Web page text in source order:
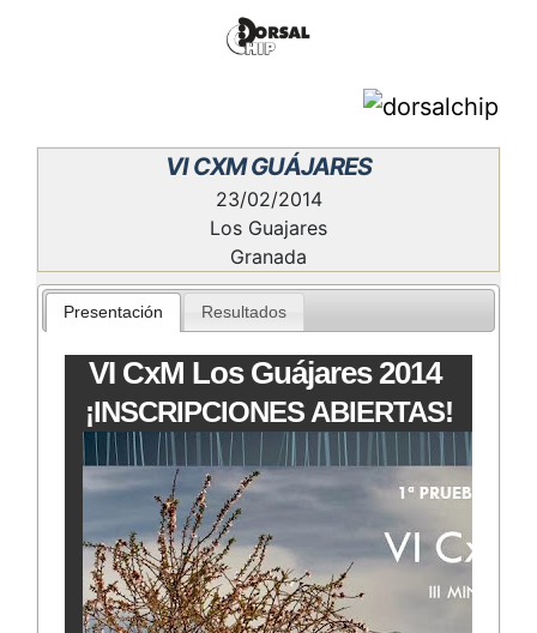
VI CXM GUÁJARES
23/02/2014
Los Guajares
Granada
Presentación Resultados
VI CxM Los Guájares 2014
¡INSCRIPCIONES ABIERTAS!